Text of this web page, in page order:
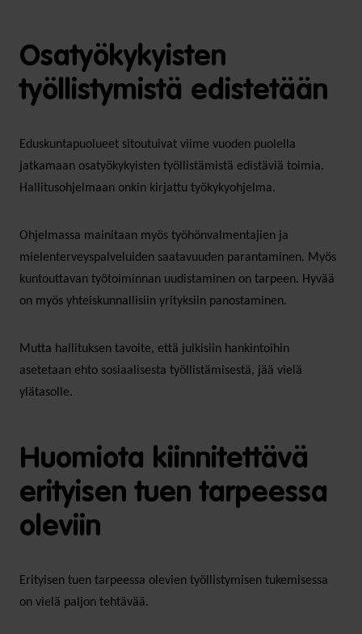
Osatyökykyisten
työllistymistä edistetään
Eduskuntapuolueet sitoutuivat viime vuoden puolella
jatkamaan osatyökykyisten työllistämistä edistäviä toimia.
Hallitusohjelmaan onkin kirjattu työkykyohjelma.
Ohjelmassa mainitaan myös työhönvalmentajien ja
mielenterveyspalveluiden saatavuuden parantaminen. Myös
kuntouttavan työtoiminnan uudistaminen on tarpeen. Hyvää
on myös yhteiskunnallisiin yrityksiin panostaminen.
Mutta hallituksen tavoite, että julkisiin hankintoihin
asetetaan ehto sosiaalisesta työllistämisestä, jää vielä
ylätasolle.
Huomiota kiinnitettävä
erityisen tuen tarpeessa
oleviin
Erityisen tuen tarpeessa olevien työllistymisen tukemisessa
on vielä paljon tehtävää.